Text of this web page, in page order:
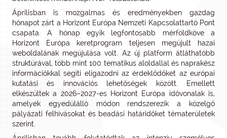
Áprilisban is mozgalmas és eredményekben gazdag
hónapot zárt a Horizont Európa Nemzeti Kapcsolattartó Pont
csapata. A hónap egyik legfontosabb mérföldköve a
Horizont Európa keretprogram teljesen megújult hazai
weboldalának megújulása volt. Az új platform átláthatóbb
struktúrával, több mint 100 tematikus aloldallal és naprakész
információkkal segíti eligazodni az érdeklődőket az európai
kutatási és innovációs lehetőségek között. Emellett
elkészültek a 2026–2027-es Horizont Európa idővonalak is,
amelyek egyedülálló módon rendszerezik a közelgő
pályázati felhívásokat és beadási határidőket tématerületek
szerint.